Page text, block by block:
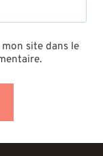
site dans le